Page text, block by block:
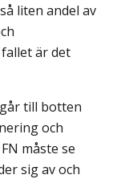
liten andel av
är det
till botten
och
måste se
sig av och